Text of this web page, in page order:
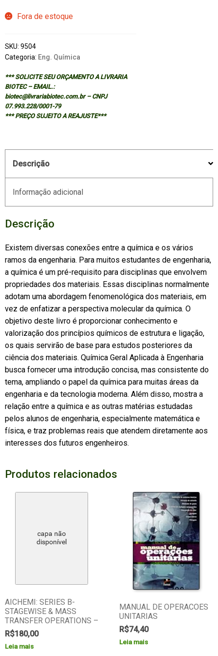
Fora de estoque
SKU: 9504
Categoria: Eng. Química
*** SOLICITE SEU ORÇAMENTO A LIVRARIA
BIOTEC – EMAIL.:
biotec@livrariabiotec.com.br – CNPJ
07.993.228/0001-79
*** PREÇO SUJEITO A REAJUSTE***
Descrição
Informação adicional
Descrição
Existem diversas conexões entre a química e os vários
ramos da engenharia. Para muitos estudantes de engenharia,
a química é um pré-requisito para disciplinas que envolvem
propriedades dos materiais. Essas disciplinas normalmente
adotam uma abordagem fenomenológica dos materiais, em
vez de enfatizar a perspectiva molecular da química. O
objetivo deste livro é proporcionar conhecimento e
valorização dos princípios químicos de estrutura e ligação,
os quais servirão de base para estudos posteriores da
ciência dos materiais. Química Geral Aplicada à Engenharia
busca fornecer uma introdução concisa, mas consistente do
tema, ampliando o papel da química para muitas áreas da
engenharia e da tecnologia moderna. Além disso, mostra a
relação entre a química e as outras matérias estudadas
pelos alunos de engenharia, especialmente matemática e
física, e traz problemas reais que atendem diretamente aos
interesses dos futuros engenheiros.
Produtos relacionados
AICHEMI: SERIES B-
STAGEWISE & MASS
TRANSFER OPERATIONS –
R$180,00
Leia mais
MANUAL DE OPERACOES
UNITARIAS
R$74,40
Leia mais